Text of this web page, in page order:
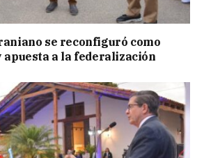
se reconfiguró como
apuesta a la federalización